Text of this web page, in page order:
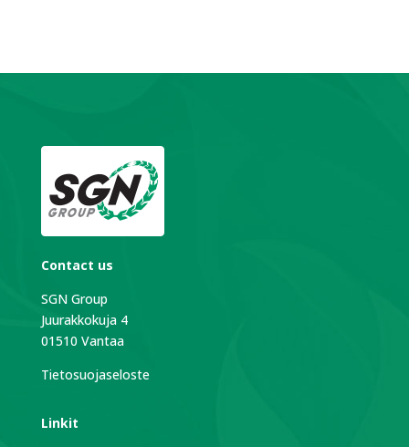
Contact us
SGN Group
Juurakkokuja 4
01510 Vantaa
Tietosuojaseloste
Linkit